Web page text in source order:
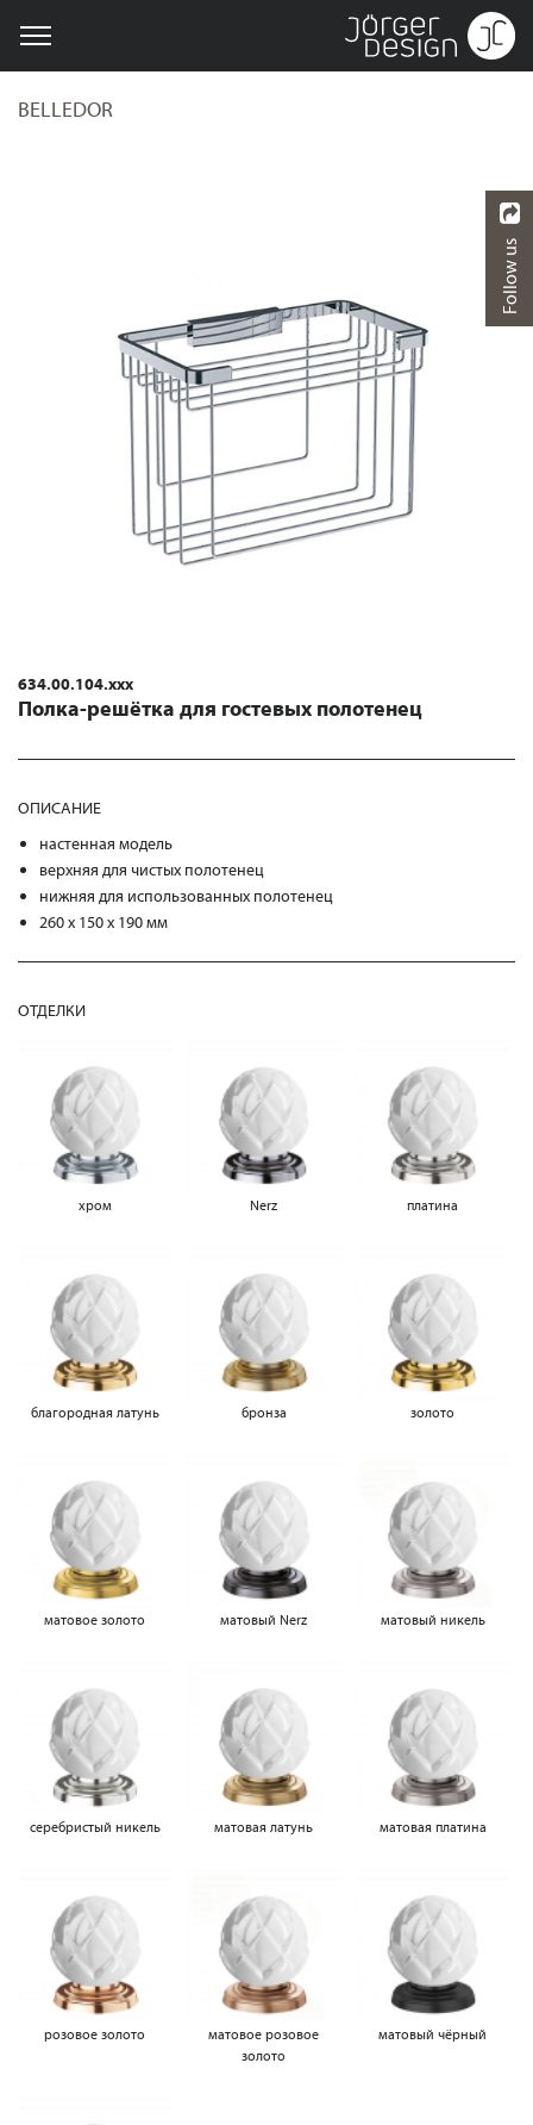
BELLEDOR
634.00.104.xxx
Полка-решётка для гостевых полотенец
ОПИСАНИЕ
настенная модель
верхняя для чистых полотенец
нижняя для использованных полотенец
260 х 150 х 190 мм
ОТДЕЛКИ
хром Nerz платина
благородная латунь бронза золото
матовое золото матовый Nerz матовый никель
серебристый никель матовая латунь матовая платина
розовое золото
матовое розовое
золото
матовый чёрный
Follow us